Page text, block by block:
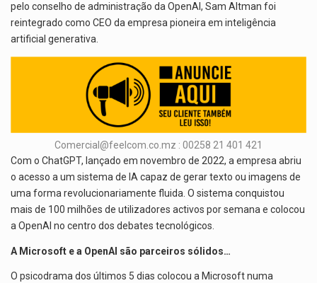
pelo conselho de administração da OpenAI, Sam Altman foi
reintegrado como CEO da empresa pioneira em inteligência
artificial generativa.
Comercial@feelcom.co.mz : 00258 21 401 421
Com o ChatGPT, lançado em novembro de 2022, a empresa abriu
o acesso a um sistema de IA capaz de gerar texto ou imagens de
uma forma revolucionariamente fluida. O sistema conquistou
mais de 100 milhões de utilizadores activos por semana e colocou
a OpenAI no centro dos debates tecnológicos.
A Microsoft e a OpenAI são parceiros sólidos…
O psicodrama dos últimos 5 dias colocou a Microsoft numa